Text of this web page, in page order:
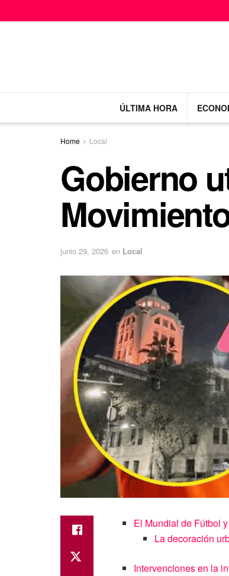
ÚLTIMA HORA
Home Local
Gobierno
junio 29, 2026 en Local
El Mundial de Fútbol
La decoración
Intervenciones en la